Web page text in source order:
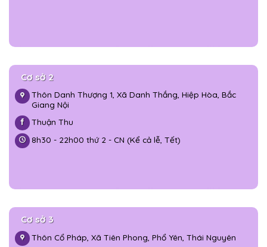
Cơ sở 2
Thôn Danh Thượng 1, Xã Danh Thắng, Hiệp Hòa, Bắc
Giang Nội
Thuận Thu
8h30 - 22h00 thứ 2 - CN (Kể cả lễ, Tết)
Cơ sở 3
Thôn Cổ Pháp, Xã Tiên Phong, Phổ Yên, Thái Nguyên